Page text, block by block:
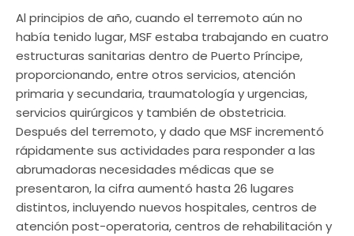
Al principios de año, cuando el terremoto aún no
había tenido lugar, MSF estaba trabajando en cuatro
estructuras sanitarias dentro de Puerto Príncipe,
proporcionando, entre otros servicios, atención
primaria y secundaria, traumatología y urgencias,
servicios quirúrgicos y también de obstetricia.
Después del terremoto, y dado que MSF incrementó
rápidamente sus actividades para responder a las
abrumadoras necesidades médicas que se
presentaron, la cifra aumentó hasta 26 lugares
distintos, incluyendo nuevos hospitales, centros de
atención post-operatoria, centros de rehabilitación y